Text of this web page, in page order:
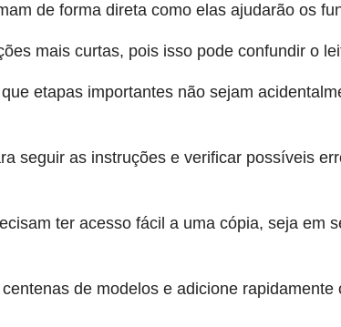
de forma direta como elas ajudarão os
mais curtas, pois isso pode confundir o
etapas importantes não sejam
seguir as instruções e verificar possíveis
ter acesso fácil a uma cópia, seja em
de modelos e adicione